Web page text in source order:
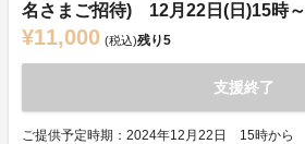
名さまご招待) 12月22日(日)15時～
¥11,000 (税込)残り5
支援終了
ご提供予定時期：2024年12月22日 15時から